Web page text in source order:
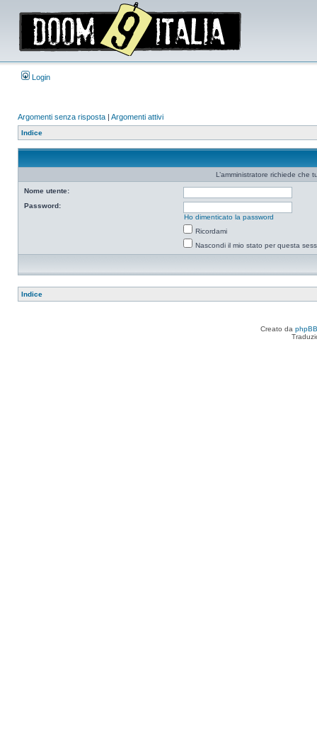
Login
Argomenti senza risposta | Argomenti attivi
Indice
L’amministratore richiede che
Nome utente:
Password:
Ho dimenticato la password
Ricordami
Nascondi il mio stato per questa
Indice
Creato da phpBB